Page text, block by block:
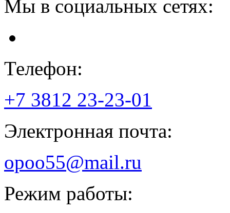
Мы в социальных сетях:
Телефон:
+7 3812 23-23-01
Электронная почта:
opoo55@mail.ru
Режим работы: